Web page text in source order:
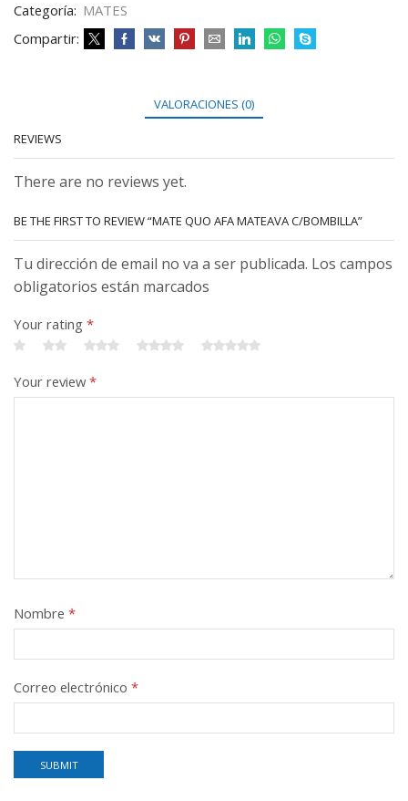
Categoría: MATES
Compartir:
VALORACIONES (0)
REVIEWS
There are no reviews yet.
BE THE FIRST TO REVIEW “MATE QUO AFA MATEAVA C/BOMBILLA”
Tu dirección de email no va a ser publicada. Los campos
obligatorios están marcados
Your rating *
Your review*
Nombre *
Correo electrónico *